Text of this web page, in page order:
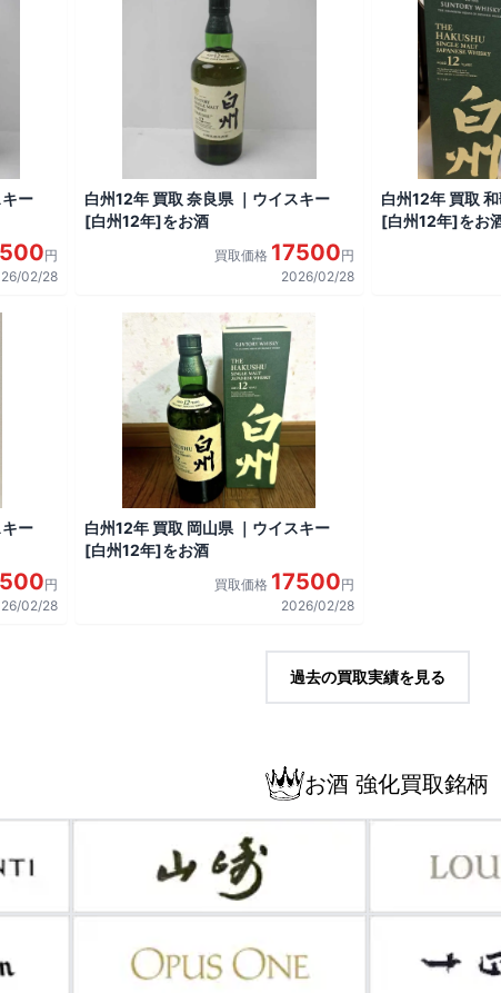
ー
円
02/28
白州12年 買取 奈良県 ｜ウイスキー
[白州12年]をお酒
買取価格 17500円
2026/02/28
白州12年 買取
[白州12年]をお
ー
円
02/28
白州12年 買取 岡山県 ｜ウイスキー
[白州12年]をお酒
買取価格 17500円
2026/02/28
過去の買取実績を見る
お酒 強化買取銘柄